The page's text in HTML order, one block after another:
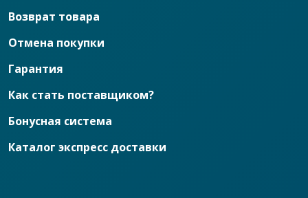
Возврат товара
Отмена покупки
Гарантия
Как стать поставщиком?
Бонусная система
Каталог экспресс доставки